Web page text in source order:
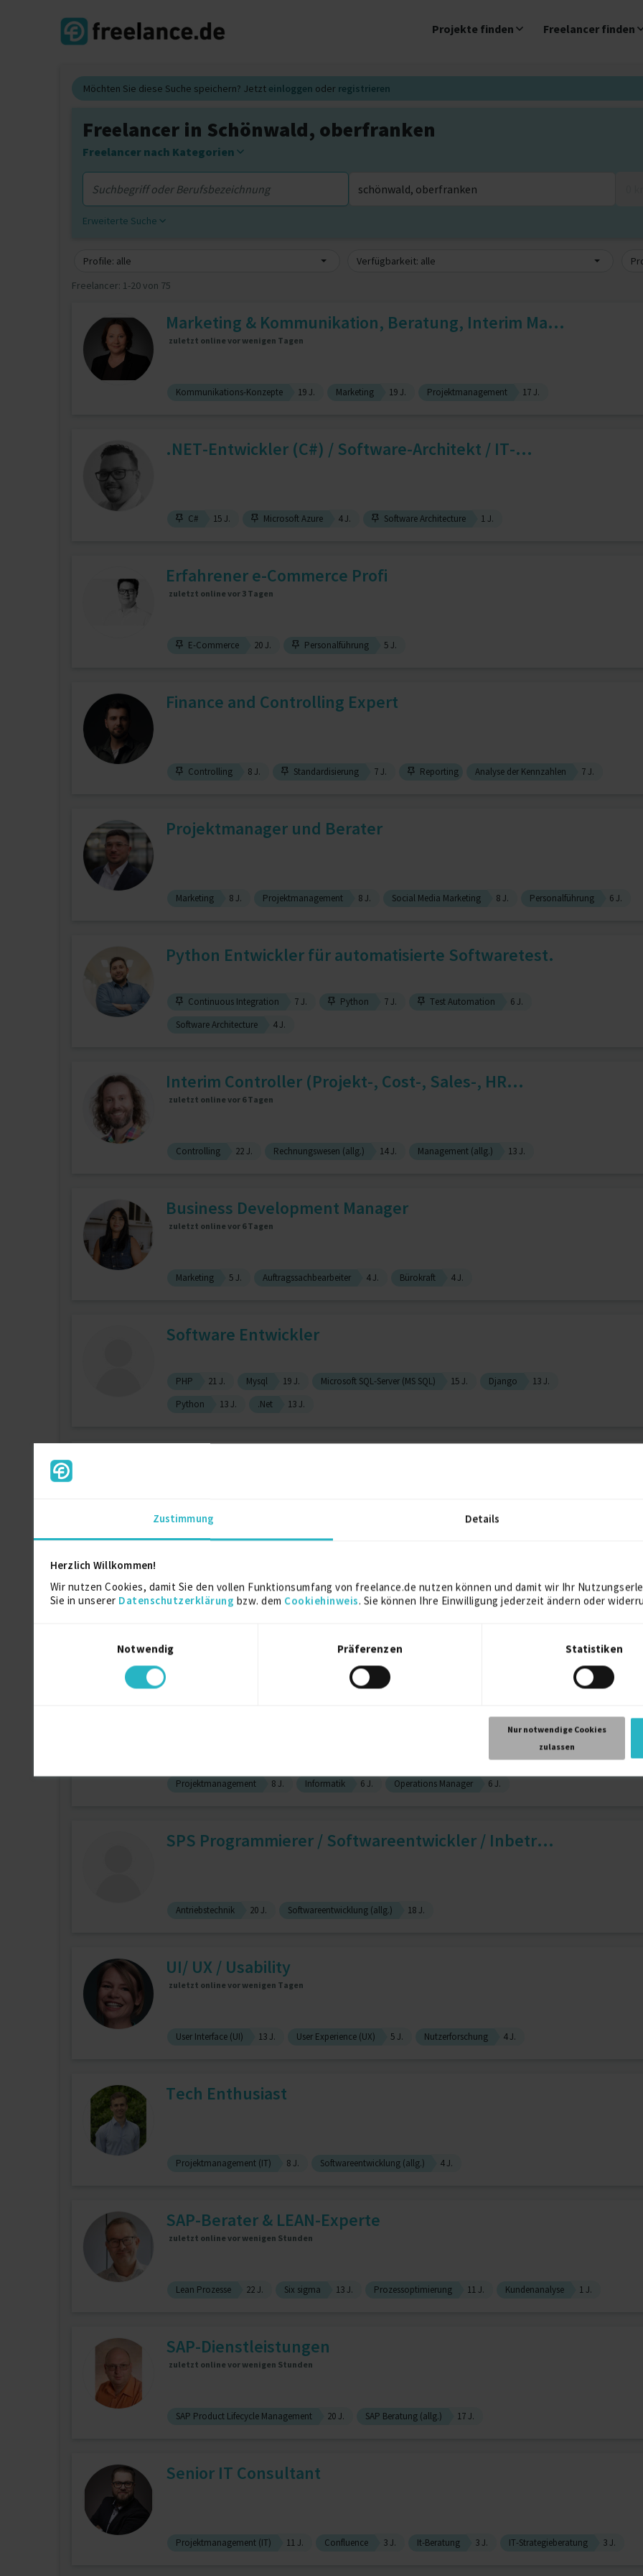
Zustimmung Details
Herzlich Willkommen!
Wir nutzen Cookies, damit Sie den vollen Funktionsumfang von freelance.de nutzen können und damit wir Ihr
Sie in unserer Datenschutzerklärung bzw. dem Cookiehinweis. Sie können Ihre Einwilligung jederzeit ändern oder
Notwendig
Präferenzen Statistiken
Nur notwendige Cookies
zulassen
Projekte finden Freelancer finden
Möchten Sie diese Suche speichern? Jetzt einloggen oder registrieren
Freelancer in Schönwald, oberfranken
Freelancer nach Kategorien
Erweiterte Suche
Profile: alle Verfügbarkeit: alle
Freelancer: 1-20 von 75
Marketing & Kommunikation, Beratung, Interim Ma...
zuletzt online vor wenigen Tagen
Kommunikations-Konzepte 19 J. Marketing 19 J. Projektmanagement 17 J.
.NET-Entwickler (C#) / Software-Architekt / IT-...
C# 15 J. Microsoft Azure 4 J. Software Architecture 1 J.
Erfahrener e-Commerce Profi
zuletzt online vor 3 Tagen
E-Commerce 20 J. Personalführung 5 J.
Finance and Controlling Expert
Controlling 8 J. Standardisierung 7 J. Reporting Analyse der Kennzahlen 7 J.
Projektmanager und Berater
Marketing 8 J. Projektmanagement 8 J. Social Media Marketing 8 J. Personalführung 6 J.
Python Entwickler für automatisierte Softwaretest.
Continuous Integration 7 J. Python 7 J. Test Automation
6 J.
Software Architecture
4 J.
Interim Controller (Projekt-, Cost-, Sales-, HR...
zuletzt online vor 6 Tagen
Controlling 22 J. Rechnungswesen (allg.) 14 J. Management (allg.) 13 J.
Business Development Manager
zuletzt online vor 6 Tagen
Marketing 5 J. Auftragssachbearbeiter 4 J. Bürokraft 4 J.
Software Entwickler
PHP 21 J. Mysql 19 J. Microsoft SQL-Server (MS SQL) 15 J. Django
13 J.
Python
13 J. .Net 13 J.
Agile Coach & Trainer
zuletzt online vor wenigen Tagen
Prozesscoaching
Projektmanagement 8 J. Informatik 6 J. Operations Manager 6 J.
SPS Programmierer / Softwareentwickler / Inbetr...
Antriebstechnik 20 J. Softwareentwicklung (allg.) 18 J.
UI/ UX / Usability
zuletzt online vor wenigen Tagen
User Interface (UI) 13 J. User Experience (UX) 5 J. Nutzerforschung 4 J.
Tech Enthusiast
Projektmanagement (IT) 8 J. Softwareentwicklung (allg.) 4 J.
SAP-Berater & LEAN-Experte
zuletzt online vor wenigen Stunden
Lean Prozesse 22 J. Six sigma 13 J. Prozessoptimierung 11 J. Kundenanalyse 1 J.
SAP-Dienstleistungen
zuletzt online vor wenigen Stunden
SAP Product Lifecycle Management 20 J. SAP Beratung (allg.) 17 J.
Senior IT Consultant
Projektmanagement (IT) 11 J. Confluence 3 J. It-Beratung 3 J. IT-Strategieberatung 3 J.